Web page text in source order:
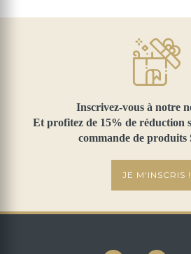
Inscrivez-vous à notre
Et profitez de 15% de réduction
commande de produits
JE M'INSCRIS !